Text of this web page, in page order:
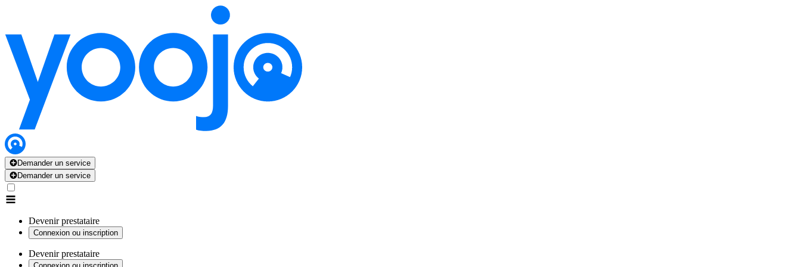
Demander un service
Demander un service
Devenir prestataire
Connexion ou inscription
Devenir prestataire